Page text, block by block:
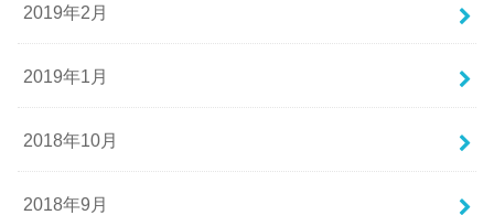
2019年2月
2019年1月
2018年10月
2018年9月